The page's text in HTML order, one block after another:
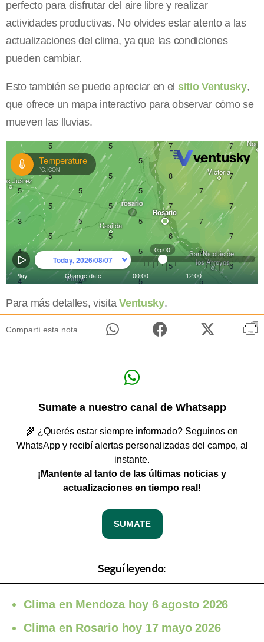
perfecto para disfrutar del aire libre y realizar
actividades productivas. No olvides estar atento a las
actualizaciones del clima, ya que las condiciones
pueden cambiar.
Esto también se puede apreciar en el sitio Ventusky,
que ofrece un mapa interactivo para observar cómo se
mueven las lluvias.
Para más detalles, visitaVentusky.
Compartí esta nota
Sumate a nuestro canal de Whatsapp
🌾 ¿Querés estar siempre informado? Seguinos en
WhatsApp y recibí alertas personalizadas del campo, al
instante.
¡Mantente al tanto de las últimas noticias y
actualizaciones en tiempo real!
SUMATE
Seguí leyendo:
Clima en Mendoza hoy 6 agosto 2026
Clima en Rosario hoy 17 mayo 2026